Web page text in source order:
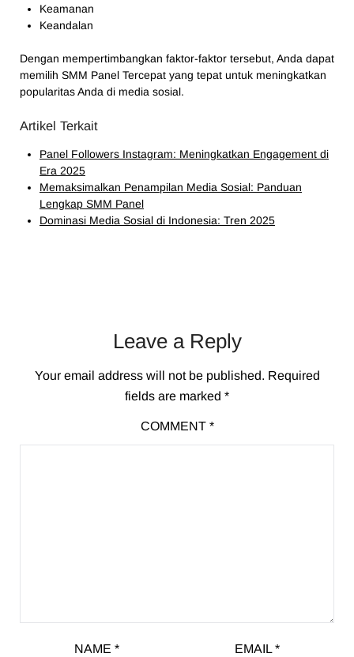
Keamanan
Keandalan
Dengan mempertimbangkan faktor-faktor tersebut, Anda dapat
memilih SMM Panel Tercepat yang tepat untuk meningkatkan
popularitas Anda di media sosial.
Artikel Terkait
Panel Followers Instagram: Meningkatkan Engagement di
Era 2025
Memaksimalkan Penampilan Media Sosial: Panduan
Lengkap SMM Panel
Dominasi Media Sosial di Indonesia: Tren 2025
Leave a Reply
Your email address will not be published. Required
fields are marked *
COMMENT *
NAME * EMAIL *